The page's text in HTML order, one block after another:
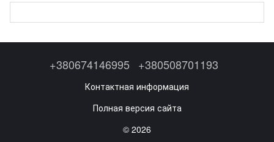
+380674146995 +380508701193
Контактная информация
Полная версия сайта
© 2026